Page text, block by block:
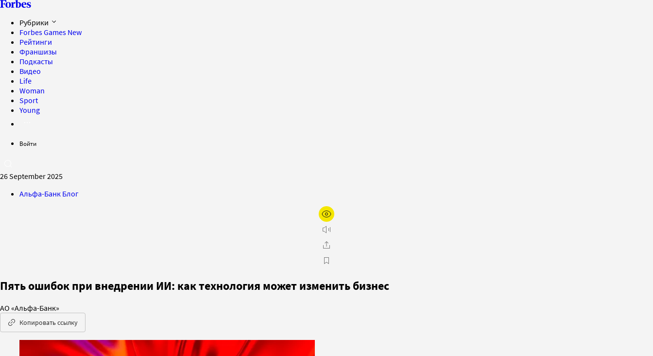
Рубрики
Forbes Games New
Рейтинги
Франшизы
Подкасты
Видео
Life
Woman
Sport
Young
Войти
26 September 2025
Альфа-Банк Блог
Пять ошибок при внедрении ИИ: как технология может изменить бизнес
АО «Альфа-Банк»
Копировать ссылку